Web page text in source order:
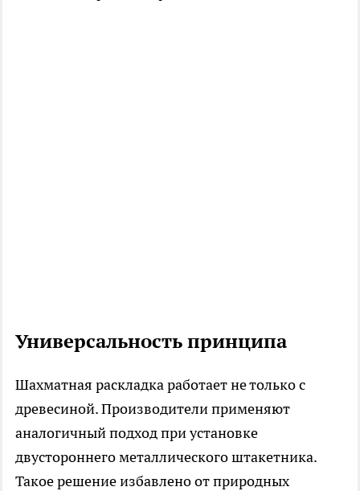
Универсальность принципа
Шахматная раскладка работает не только с
древесиной. Производители применяют
аналогичный подход при установке
двустороннего металлического штакетника.
Такое решение избавлено от природных